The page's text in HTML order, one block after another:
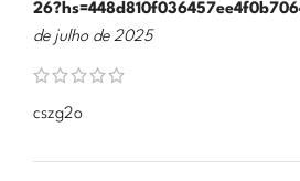
de julho de 2025
cszg2o